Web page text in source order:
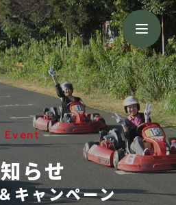
Event
らせ
キャンペーン